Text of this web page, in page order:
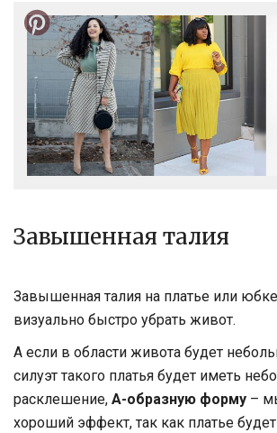
Завышенная талия
Завышенная талия на платье или
визуально быстро убрать живот.
А если в области живота будет
силуэт такого платья будет иметь
расклешение, А-образную форму –
хороший эффект, так как платье